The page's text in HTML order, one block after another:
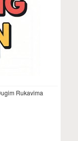
Rukavima